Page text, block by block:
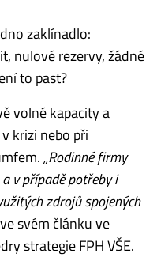
zaklínadlo:
nulové rezervy, žádné
to past?
volné kapacity a
krizi nebo při
„Rodinné firmy
v případě potřeby i
zdrojů spojených
svém článku ve
strategie FPH VŠE.